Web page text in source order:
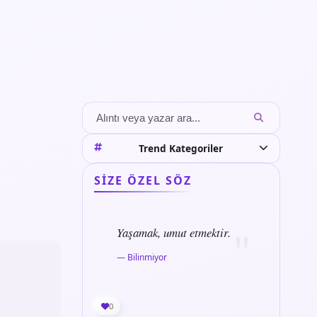
Trend Kategoriler
SIZE ÖZEL SÖZ
Yaşamak, umut etmektir.
— Bilinmiyor
0